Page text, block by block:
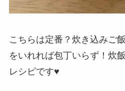
こちらは定番？炊き込みご
をいれれば包丁いらず！炊
レシピです♥